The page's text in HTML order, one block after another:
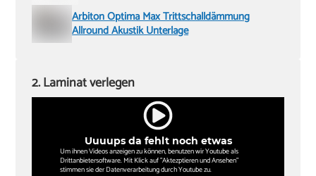
Arbiton Optima Max Trittschalldämmung
Allround Akustik Unterlage
Uuuups da fehlt noch etwas
Um ihnen Videos anzeigen zu können, benutzen wir Youtube als
Drittanbietersoftware. Mit Klick auf "Aktezptieren und Ansehen"
stimmen sie der Datenverarbeitung durch Youtube zu.
2. Laminat verlegen